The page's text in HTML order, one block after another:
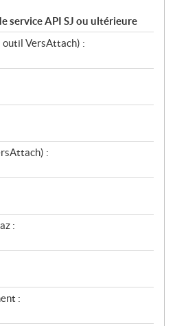
service API SJ ou ultérieure
outil VersAttach) :
:
:
: